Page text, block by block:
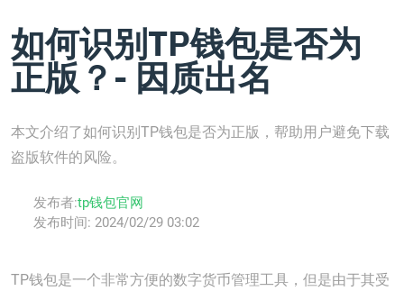
如何识别TP钱包是否为
正版？- 因质出名
本文介绍了如何识别TP钱包是否为正版，帮助用户避免下载
盗版软件的风险。
发布者:tp钱包官网
发布时间: 2024/02/29 03:02
TP钱包是一个非常方便的数字货币管理工具，但是由于其受